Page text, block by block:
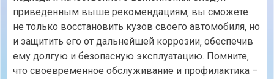
приведенным выше рекомендациям‚ вы сможете
не только восстановить кузов своего автомобиля‚ но
и защитить его от дальнейшей коррозии‚ обеспечив
ему долгую и безопасную эксплуатацию. Помните‚
что своевременное обслуживание и профилактика –